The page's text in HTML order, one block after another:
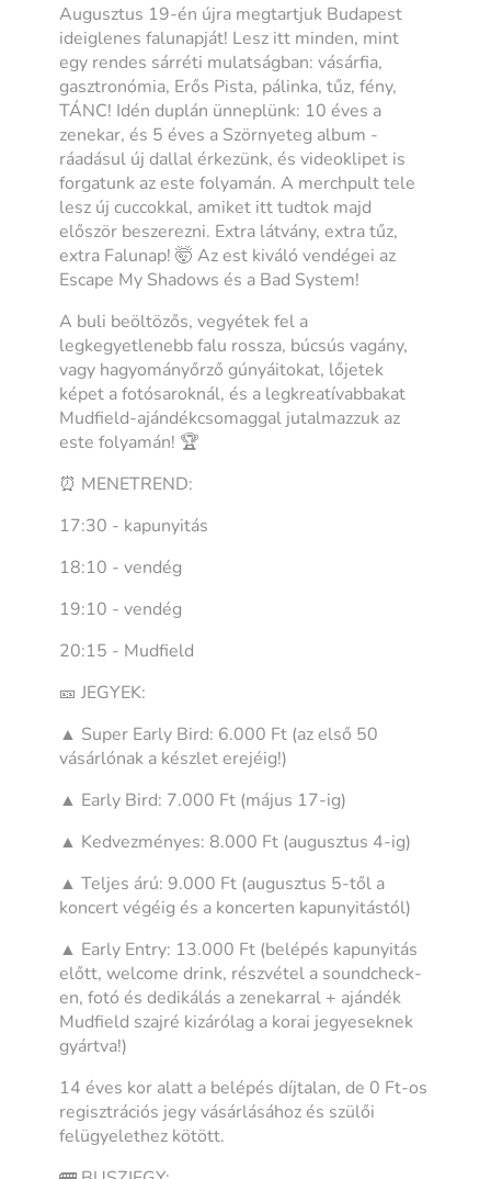
Augusztus 19-én újra megtartjuk Budapest
ideiglenes falunapját! Lesz itt minden, mint
egy rendes sárréti mulatságban: vásárfia,
gasztronómia, Erős Pista, pálinka, tűz, fény,
TÁNC! Idén duplán ünneplünk: 10 éves a
zenekar, és 5 éves a Szörnyeteg album -
ráadásul új dallal érkezünk, és videoklipet is
forgatunk az este folyamán. A merchpult tele
lesz új cuccokkal, amiket itt tudtok majd
először beszerezni. Extra látvány, extra tűz,
extra Falunap! 🤯 Az est kiváló vendégei az
Escape My Shadows és a Bad System!
A buli beöltözős, vegyétek fel a
legkegyetlenebb falu rossza, búcsús vagány,
vagy hagyományőrző gúnyáitokat, lőjetek
képet a fotósaroknál, és a legkreatívabbakat
Mudfield-ajándékcsomaggal jutalmazzuk az
este folyamán! 🏆
⏰ MENETREND:
17:30 - kapunyitás
18:10 - vendég
19:10 - vendég
20:15 - Mudfield
🎫 JEGYEK:
▲ Super Early Bird: 6.000 Ft (az első 50
vásárlónak a készlet erejéig!)
▲ Early Bird: 7.000 Ft (május 17-ig)
▲ Kedvezményes: 8.000 Ft (augusztus 4-ig)
▲ Teljes árú: 9.000 Ft (augusztus 5-től a
koncert végéig és a koncerten kapunyitástól)
▲ Early Entry: 13.000 Ft (belépés kapunyitás
előtt, welcome drink, részvétel a soundcheck-
en, fotó és dedikálás a zenekarral + ajándék
Mudfield szajré kizárólag a korai jegyeseknek
gyártva!)
14 éves kor alatt a belépés díjtalan, de 0 Ft-os
regisztrációs jegy vásárlásához és szülői
felügyelethez kötött.